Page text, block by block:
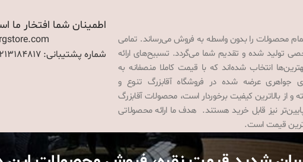
تمام محصولات را بدون واسطه به فروش می‌رساند. تمامی
تولید شده و تقدیم شما می‌گردد. تسبیح‌های ارائه
انتخاب شده‌اند که با قیمت کاملا منصفانه به
عرضه شده در فروشگاه آقابزرگ تنوع و
و از بالاترین کیفیت برخوردار است، محصولات آقابزرگ
نیز قابل خرید هستند. هدف ما ارائه محصولاتی
ترین قیمت است.
اطمینان شما افتخار ما
شماره پشتیبانی: 09213184817